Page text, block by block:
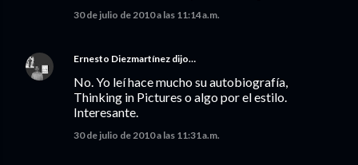
30 de julio de 2010 a las 11:14 a.m.
Ernesto Diezmartínez dijo…
No. Yo leí hace mucho su autobiografía,
Thinking in Pictures o algo por el estilo.
Interesante.
30 de julio de 2010 a las 11:31 a.m.